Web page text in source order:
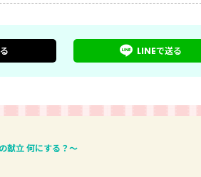
LINEで送る
献立 何にする？～